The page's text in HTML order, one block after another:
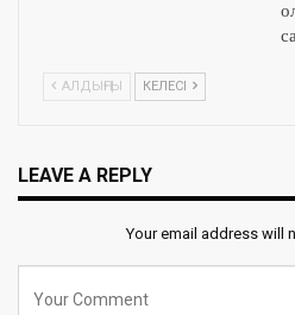
АЛДЫҢҒЫ КЕЛЕСІ
LEAVE A REPLY
Your email address will